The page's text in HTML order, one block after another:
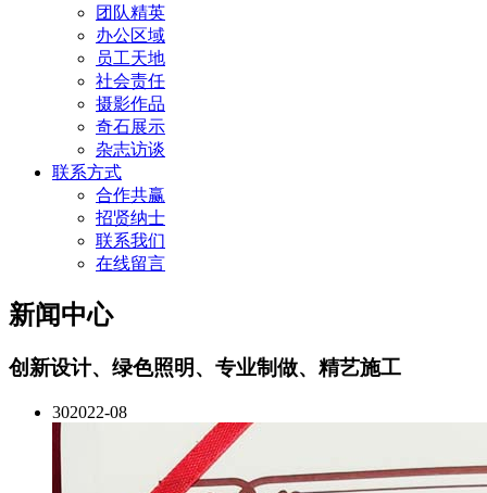
团队精英
办公区域
员工天地
社会责任
摄影作品
奇石展示
杂志访谈
联系方式
合作共赢
招贤纳士
联系我们
在线留言
新闻中心
创新设计、绿色照明、专业制做、精艺施工
302022-08